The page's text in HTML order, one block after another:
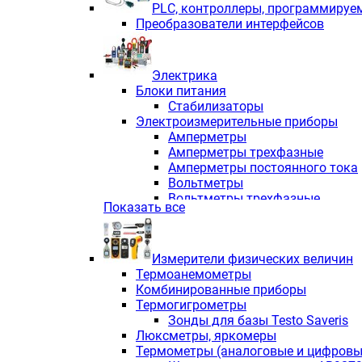
PLС, контроллеры,
Преобразователи интерфейсов
Электрика
Блоки питания
Стабилизаторы
Электроизмерительные приборы
Амперметры
Амперметры трехфазные
Амперметры постоянного тока
Вольтметры
Вольтметры трехфазные
Вольтметры постоянного тока
Индикаторы аналоговых
Измерители COS F
Комбинированные приборы
Комбинированные приборы
Комбинированные приборы
Анализаторы качества
Анализаторы мощности
Показать все
Измерители физических величин
Термоанемометры
Комбинированные приборы
Термогигрометры
Зонды для базы Testo Saveris
Люксметры, яркомеры
Термометры (аналоговые и